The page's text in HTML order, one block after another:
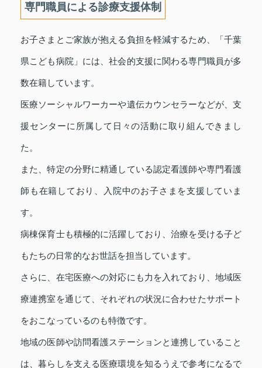
専門職員による診療支援体制
お子さまとご家族が抱える負担を軽減するため、「千葉
県こども病院」には、社会的支援に関わる専門職員が多
数在籍しています。
医療ソーシャルワーカーや遺伝カウンセラーなどが、支
援センターに所属して日々の活動に取り組んできまし
た。
また、特定の分野に精通している認定看護師や専門看護
師も在籍しており、入院中のお子さまを支援していま
す。
病棟保育士も積極的に活躍しており、治療を受ける子ど
もたちの日常的なお世話を担当しています。
さらに、在宅医療への対応にも力を入れており、地域医
療連携室を通じて、それぞれの状況に合わせたサポート
をおこなっているのも特徴です。
地域の医師や訪問看護ステーションと連携していること
は、暮らしを支える医療環境を知るうえで参考になるで